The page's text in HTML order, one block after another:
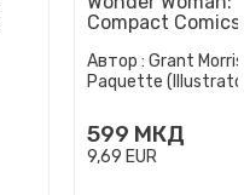
Compact
Автор : Grant
Paquette
599 МКД
9,69 EUR